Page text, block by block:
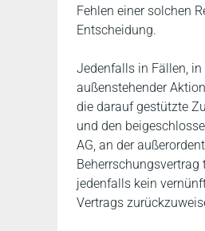
Fehlen einer solchen
Entscheidung.
Jedenfalls in Fällen,
außenstehender
die darauf gestützte
und den
AG, an der
jedenfalls kein
Vertrags